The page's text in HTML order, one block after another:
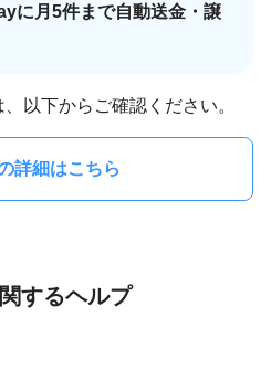
に月5件まで自動送金・譲
以下からご確認ください。
詳細はこちら
するヘルプ